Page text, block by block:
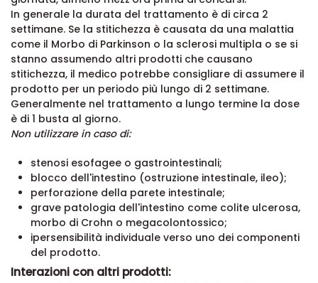
In generale la durata del trattamento è di circa 2
settimane. Se la stitichezza è causata da una malattia
come il Morbo di Parkinson o la sclerosi multipla o se si
stanno assumendo altri prodotti che causano
stitichezza, il medico potrebbe consigliare di assumere il
prodotto per un periodo più lungo di 2 settimane.
Generalmente nel trattamento a lungo termine la dose
è di 1 busta al giorno.
Non utilizzare in caso di:
stenosi esofagee o gastrointestinali;
blocco dell'intestino (ostruzione intestinale, ileo);
perforazione della parete intestinale;
grave patologia dell'intestino come colite ulcerosa,
morbo di Crohn o megacolontossico;
ipersensibilità individuale verso uno dei componenti
del prodotto.
Interazioni con altri prodotti: